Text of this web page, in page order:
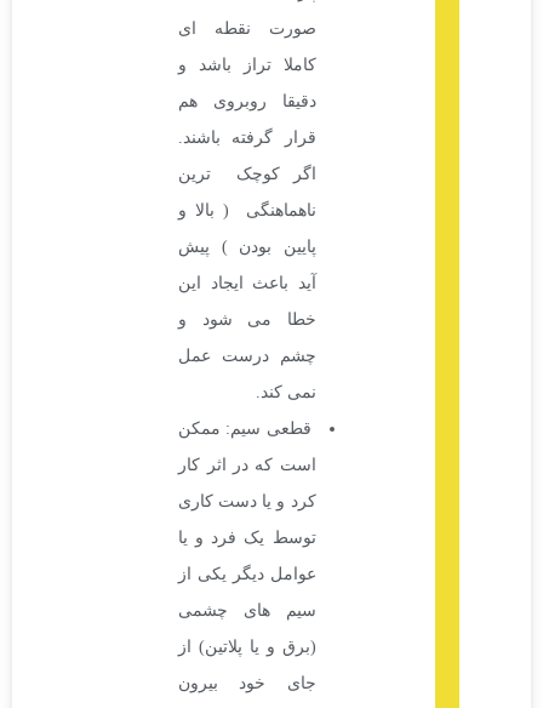
صورت نقطه ای
کاملا تراز باشد و
دقیقا روبروی هم
قرار گرفته باشند.
اگر کوچک ترین
ناهماهنگی ( بالا و
پایین بودن ) پیش
آید باعث ایجاد این
خطا می شود و
چشم درست عمل
قطعی سیم: ممکن
است که در اثر کار
کرد و یا دست کاری
توسط یک فرد و یا
عوامل دیگر یکی از
سیم های چشمی
(برق و یا پلاتین) از
جای خود بیرون